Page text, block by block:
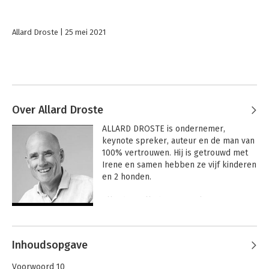
Allard Droste 25 mei 2021
Over Allard Droste
ALLARD DROSTE is ondernemer,
keynote spreker, auteur en de man van
100% vertrouwen. Hij is getrouwd met
Irene en samen hebben ze vijf kinderen
en 2 honden.
workshops over vertrouwen. Daarnaast
Andere boeken door Allard Droste
Inhoudsopgave